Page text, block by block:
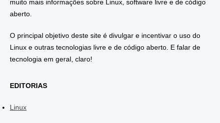
muito mais informações sobre Linux, software livre e de código
aberto.
O principal objetivo deste site é divulgar e incentivar o uso do
Linux e outras tecnologias livre e de código aberto. E falar de
tecnologia em geral, claro!
EDITORIAS
Linux